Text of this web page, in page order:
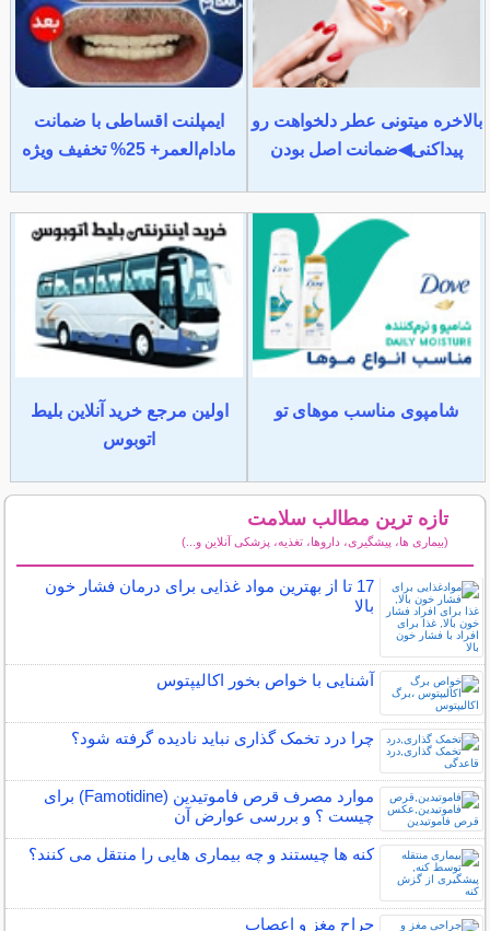
بالاخره میتونی عطر دلخواهت رو
پیداکنی◀ضمانت اصل بودن
ایمپلنت اقساطی با ضمانت
مادام‌العمر+ 25% تخفیف ویژه
شامپوی مناسب موهای تو
اولین مرجع خرید آنلاین بلیط
اتوبوس
تازه ترین مطالب سلامت
(بیماری ها، پیشگیری، داروها، تغذیه، پزشکی آنلاین و...)
17 تا از بهترین مواد غذایی برای درمان فشار خون
بالا
آشنایی با خواص بخور اکالیپتوس
چرا درد تخمک گذاری نباید نادیده گرفته شود؟
موارد مصرف قرص فاموتیدین (Famotidine) برای
چیست ؟ و بررسی عوارض آن
کنه ها چیستند و چه بیماری هایی را منتقل می کنند؟
جراح مغز و اعصاب